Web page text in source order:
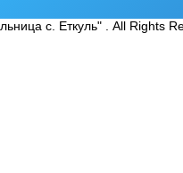
с. Еткуль" . All Rights